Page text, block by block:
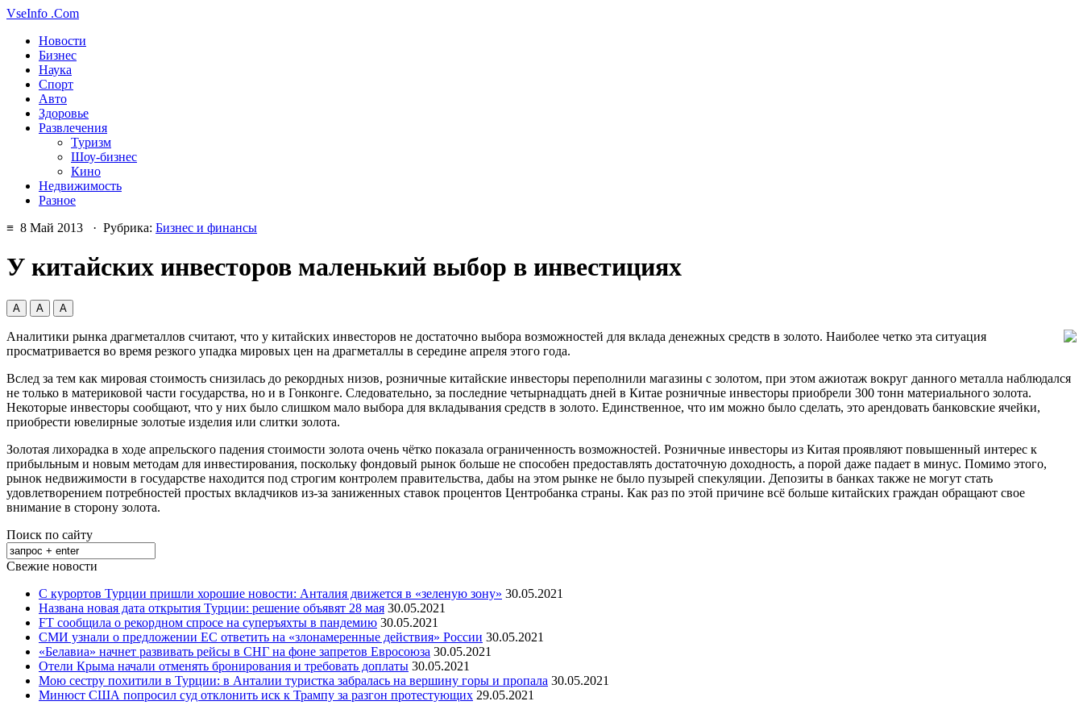
VseInfo .Com
Новости
Бизнес
Наука
Спорт
Авто
Здоровье
Развлечения
Туризм
Шоу-бизнес
Кино
Недвижимость
Разное
≡ 8 Май 2013 · Рубрика: Бизнес и финансы
У китайских инвесторов маленький выбор в инвестициях
А А А
Аналитики рынка драгметаллов считают, что у китайских инвесторов не достаточно выбора возможностей для вклада денежных средств в золото. Наиболее четко эта ситуация
просматривается во время резкого упадка мировых цен на драгметаллы в середине апреля этого года.
Вслед за тем как мировая стоимость снизилась до рекордных низов, розничные китайские инвесторы переполнили магазины с золотом, при этом ажиотаж вокруг данного металла наблюдался
не только в материковой части государства, но и в Гонконге. Следовательно, за последние четырнадцать дней в Китае розничные инвесторы приобрели 300 тонн материального золота.
Некоторые инвесторы сообщают, что у них было слишком мало выбора для вкладывания средств в золото. Единственное, что им можно было сделать, это арендовать банковские ячейки,
приобрести ювелирные золотые изделия или слитки золота.
Золотая лихорадка в ходе апрельского падения стоимости золота очень чётко показала ограниченность возможностей. Розничные инвесторы из Китая проявляют повышенный интерес к
прибыльным и новым методам для инвестирования, поскольку фондовый рынок больше не способен предоставлять достаточную доходность, а порой даже падает в минус. Помимо этого,
рынок недвижимости в государстве находится под строгим контролем правительства, дабы на этом рынке не было пузырей спекуляции. Депозиты в банках также не могут стать
удовлетворением потребностей простых вкладчиков из-за заниженных ставок процентов Центробанка страны. Как раз по этой причине всё больше китайских граждан обращают свое
внимание в сторону золота.
Поиск по сайту
Свежие новости
С курортов Турции пришли хорошие новости: Анталия движется в «зеленую зону» 30.05.2021
Названа новая дата открытия Турции: решение объявят 28 мая 30.05.2021
FT сообщила о рекордном спросе на суперъяхты в пандемию 30.05.2021
СМИ узнали о предложении ЕС ответить на «злонамеренные действия» России 30.05.2021
«Белавиа» начнет развивать рейсы в СНГ на фоне запретов Евросоюза 30.05.2021
Отели Крыма начали отменять бронирования и требовать доплаты 30.05.2021
Мою сестру похитили в Турции: в Анталии туристка забралась на вершину горы и пропала 30.05.2021
Минюст США попросил суд отклонить иск к Трампу за разгон протестующих 29.05.2021